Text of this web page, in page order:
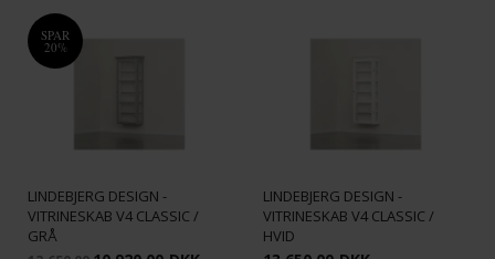
SPAR
20%
LINDEBJERG DESIGN -
VITRINESKAB V4 CLASSIC /
GRÅ
LINDEBJERG DESIGN -
VITRINESKAB V4 CLASSIC /
HVID